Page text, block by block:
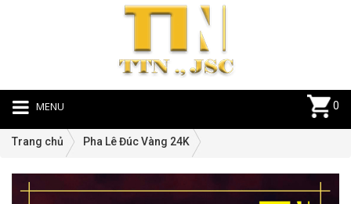
MENU 0
Trang chủ Pha Lê Đúc Vàng 24K